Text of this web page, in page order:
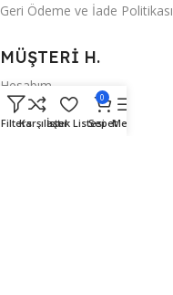
Geri Ödeme ve İade Politikası
MÜŞTERİ H.
Hesabım
İstek Listem
FiltersKarşılaştırİstek Listesi
0
SepetMenu